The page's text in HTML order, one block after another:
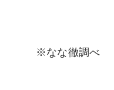
※なな徹調べ